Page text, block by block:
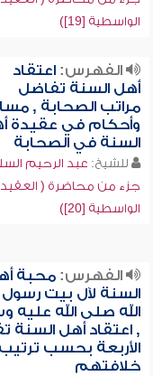
الواسطية [19])
الفهرس:اعتقاد
أهل السنة تفاضل
مراتب الصحابة ,
وأحكام في عقيدة
السنة في الصحابة
للشيخ: عبد الرحيم
جزء من محاضرة (
الواسطية [20])
الفهرس:محبة
السنة لآل بيت رسول
الله صلى الله عليه
, اعتقاد أهل السنة
الأربعة بحسب ترتيب
خلافتهم